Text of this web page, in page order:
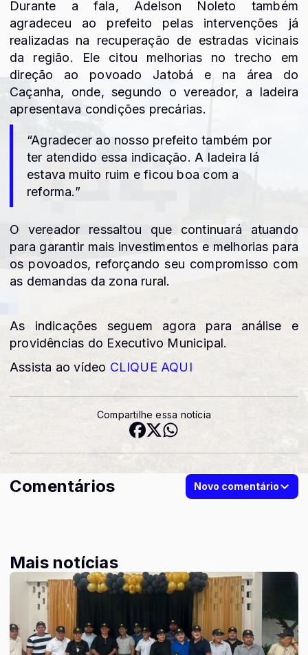
Durante a fala, Adelson Noleto também
agradeceu ao prefeito pelas intervenções já
realizadas na recuperação de estradas vicinais
da região. Ele citou melhorias no trecho em
direção ao povoado Jatobá e na área do
Caçanha, onde, segundo o vereador, a ladeira
apresentava condições precárias.
“Agradecer ao nosso prefeito também por
ter atendido essa indicação. A ladeira lá
estava muito ruim e ficou boa com a
reforma.”
O vereador ressaltou que continuará atuando
para garantir mais investimentos e melhorias para
os povoados, reforçando seu compromisso com
as demandas da zona rural.
As indicações seguem agora para análise e
providências do Executivo Municipal.
Assista ao vídeo CLIQUE AQUI
Compartilhe essa notícia
Comentários Novo comentário
Mais notícias